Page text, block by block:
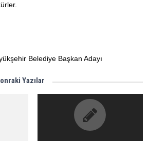
Belediye Başkan Adayı
Yazılar